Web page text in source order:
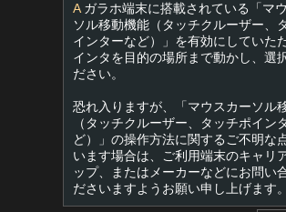
Aガラホ端末に搭載されている「マ
ソル移動機能（タッチクルーザー、
インターなど）」を有効にしていた
インタを目的の場所まで動かし、選
ださい。
恐れ入りますが、「マウスカーソル
（タッチクルーザー、タッチポイン
ど）」の操作方法に関するご不明な
います場合は、ご利用端末のキャリ
ップ、またはメーカーなどにお問い
ださいますようお願い申し上げます。